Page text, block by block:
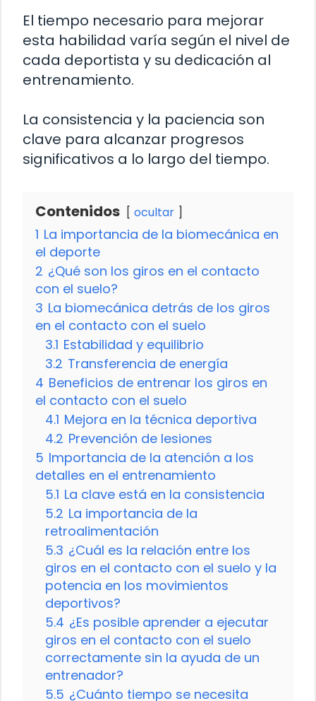
El tiempo necesario para mejorar
esta habilidad varía según el nivel de
cada deportista y su dedicación al
entrenamiento.
La consistencia y la paciencia son
clave para alcanzar progresos
significativos a lo largo del tiempo.
Contenidos ocultar
1 La importancia de la biomecánica en
el deporte
2 ¿Qué son los giros en el contacto
con el suelo?
3 La biomecánica detrás de los giros
en el contacto con el suelo
3.1 Estabilidad y equilibrio
3.2 Transferencia de energía
4 Beneficios de entrenar los giros en
el contacto con el suelo
4.1 Mejora en la técnica deportiva
4.2 Prevención de lesiones
5 Importancia de la atención a los
detalles en el entrenamiento
5.1 La clave está en la consistencia
5.2 La importancia de la
retroalimentación
5.3 ¿Cuál es la relación entre los
giros en el contacto con el suelo y la
potencia en los movimientos
deportivos?
5.4 ¿Es posible aprender a ejecutar
giros en el contacto con el suelo
correctamente sin la ayuda de un
entrenador?
5.5 ¿Cuánto tiempo se necesita